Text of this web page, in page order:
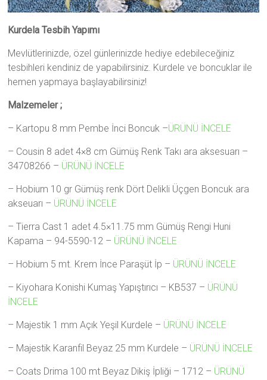
Kurdela Tesbih Yapımı
Mevlütlerinizde, özel günlerinizde hediye edebileceğiniz
tesbihleri kendiniz de yapabilirsiniz. Kurdele ve boncuklar ile
hemen yapmaya başlayabilirsiniz!
Malzemeler ;
– Kartopu 8 mm Pembe İnci Boncuk –ÜRÜNÜ İNCELE
– Cousin 8 adet 4×8 cm Gümüş Renk Takı ara aksesuarı –
34708266 – ÜRÜNÜ İNCELE
– Hobium 10 gr Gümüş renk Dört Delikli Üçgen Boncuk ara
akseuarı – ÜRÜNÜ İNCELE
– Tierra Cast 1 adet 4.5×11.75 mm Gümüş Rengi Huni
Kapama – 94-5590-12 – ÜRÜNÜ İNCELE
– Hobium 5 mt. Krem İnce Paraşüt İp – ÜRÜNÜ İNCELE
– Kiyohara Konishi Kumaş Yapıştırıcı – KB537 – ÜRÜNÜ
İNCELE
– Majestik 1 mm Açık Yeşil Kurdele – ÜRÜNÜ İNCELE
– Majestik Karanfil Beyaz 25 mm Kurdele – ÜRÜNÜ İNCELE
– Coats Drima 100 mt Beyaz Dikiş İpliği – 1712 – ÜRÜNÜ